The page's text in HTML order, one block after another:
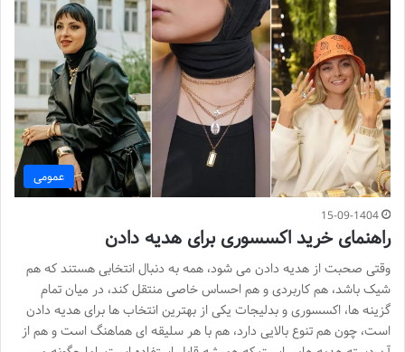
عمومی
15-09-1404
راهنمای خرید اکسسوری برای هدیه دادن
وقتی صحبت از هدیه دادن می شود، همه به دنبال انتخابی هستند که هم
شیک باشد، هم کاربردی و هم احساس خاصی منتقل کند، در میان تمام
گزینه ها، اکسسوری و بدلیجات یکی از بهترین انتخاب ها برای هدیه دادن
است، چون هم تنوع بالایی دارد، هم با هر سلیقه ای هماهنگ است و هم از